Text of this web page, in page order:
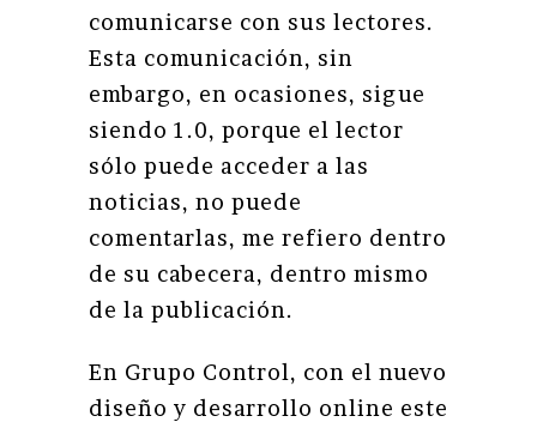
comunicarse con sus lectores.
Esta comunicación, sin
embargo, en ocasiones, sigue
siendo 1.0, porque el lector
sólo puede acceder a las
noticias, no puede
comentarlas, me refiero dentro
de su cabecera, dentro mismo
de la publicación.
En Grupo Control, con el nuevo
diseño y desarrollo online este